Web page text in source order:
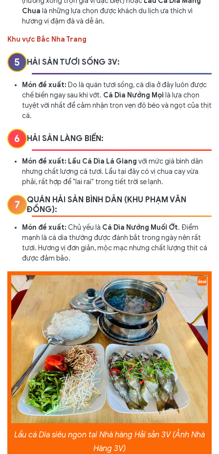
Chua là những lựa chọn được khách du lịch ưa thích vì
hương vị đậm đà và dễ ăn.
Khu vực Bắc Nha Trang
5 HẢI SẢN TƯƠI SỐNG 3V:
Món đề xuất: Do là quán tươi sống, cá dìa ở đây luôn được
chế biến ngay sau khi vớt. Cá Dìa Nướng Mọi là lựa chọn
tuyệt vời nhất để cảm nhận trọn vẹn độ béo và ngọt của thịt
cá.
6 HẢI SẢN LÀNG BIỂN:
Món đề xuất: Lẩu Cá Dìa Lá Giang với mức giá bình dân
nhưng chất lượng cá tươi. Lẩu tại đây có vị chua cay vừa
phải, rất hợp để "lai rai" trong tiết trời se lạnh.
7
QUÁN HẢI SẢN BÌNH DÂN (KHU PHẠM VĂN
ĐỒNG):
Món đề xuất: Chủ yếu là Cá Dìa Nướng Muối Ớt. Điểm
mạnh là cá dìa thường được đánh bắt trong ngày nên rất
tươi. Hương vị đơn giản, mộc mạc nhưng chất lượng thịt cá
được đảm bảo.
Lẩu cá Dìa siêu ngon tại Nhà hàng Hải sản 3V (Ảnh Nhà
Hàng 3V)